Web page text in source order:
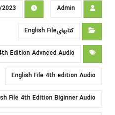
Admin
کتابهایEnglish File
Edition Advnced Audio
English File 4th edition Audio
File 4th Edition Biginner Audio